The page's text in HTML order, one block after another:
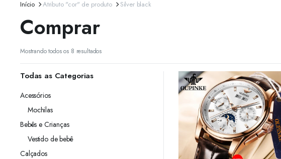
Início Atributo "cor" de produto Silver black
Comprar
Mostrando todos os 8 resultadosClassificado
Todas as Categorias
Acessórios
Mochilas
Bebês e Crianças
Vestido de bebê
Calçados